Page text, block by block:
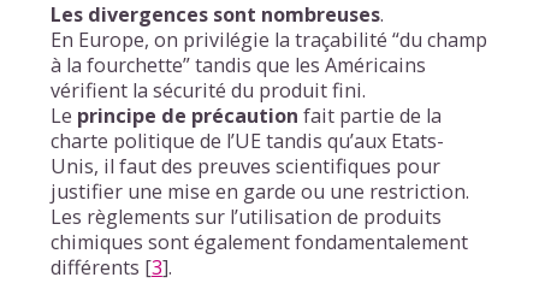
Les divergences sont nombreuses.
En Europe, on privilégie la traçabilité “du champ
à la fourchette” tandis que les Américains
vérifient la sécurité du produit fini.
Le principe de précaution fait partie de la
charte politique de l’UE tandis qu’aux Etats-
Unis, il faut des preuves scientifiques pour
justifier une mise en garde ou une restriction.
Les règlements sur l’utilisation de produits
chimiques sont également fondamentalement
différents [3].